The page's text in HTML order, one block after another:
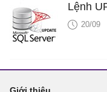
Lệnh
20/09